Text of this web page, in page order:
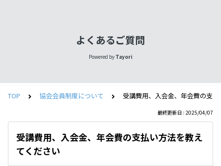
よくあるご質問
Powered by Tayori
TOP 協会会員制度について 受講費用、入会金、年会費の支
最終更新日 : 2025/04/07
受講費用、入会金、年会費の支払い方法を教え
てください